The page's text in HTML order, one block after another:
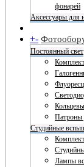
фонарей
Аксессуары для
+-
Постоянный свет
Патроны
Студийные
Лампы